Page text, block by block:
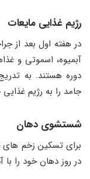
رژیم غذایی مایعات
در هفته اول بعد از
آبمیوه، اسموتی و
دوره هستند. به
جامد را به رژیم
شستشوی دهان
برای تسکین زخم های
در روز دهان خود را